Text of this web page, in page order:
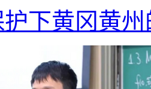
下黄冈黄